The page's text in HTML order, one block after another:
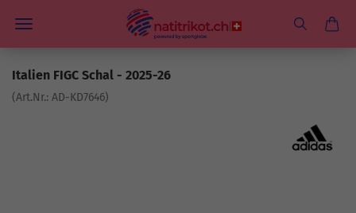
Italien FIGC Schal - 2025-26
(Art.Nr.: AD-KD7646)